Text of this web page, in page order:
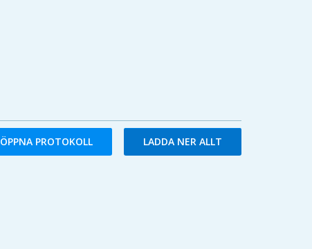
ÖPPNA PROTOKOLL LADDA NER ALLT